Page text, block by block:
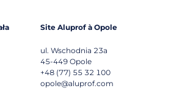
Site Aluprof à Opole
ul. Wschodnia 23a
45-449 Opole
+48 (77) 55 32 100
opole@aluprof.com